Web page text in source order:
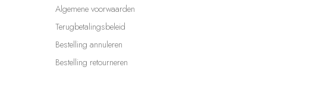
Algemene voorwaarden
Terugbetalingsbeleid
Bestelling annuleren
Bestelling retourneren